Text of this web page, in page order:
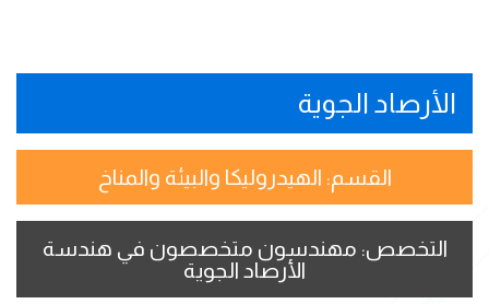
الأرصاد الجوية
القسم: الهيدروليكا والبيئة والمناخ
التخصص: مهندسون متخصصون في هندسة
الأرصاد الجوية